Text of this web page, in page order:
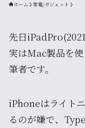
ホーム 家電/ガジェット
先日
実はMac製品を
筆者です。
iPhoneはライト
るのが嫌で、